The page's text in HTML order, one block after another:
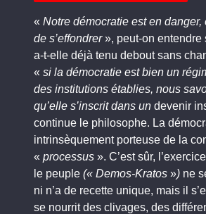
« Notre démocratie est en danger,
de s’effondrer», peut-on entendre
a-t-elle déjà tenu debout sans
« si la démocratie est bien un
des institutions établies, nous
qu’elle s’inscrit dans un devenir
continue le philosophe. La
intrinsèquement porteuse de la
« processus ». C’est sûr,
le peuple (« Demos-Kratos ») ne
ni n’a de recette unique, mais il
se nourrit des clivages, des